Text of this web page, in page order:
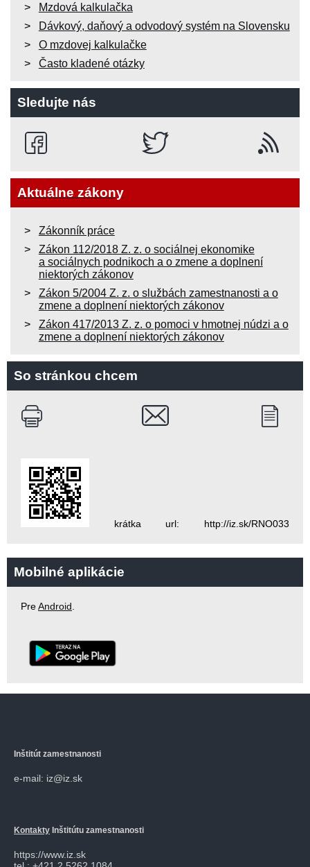
Mzdová kalkulačka
Dávkový, daňový a odvodový systém na Slovensku
O mzdovej kalkulačke
Často kladené otázky
Sledujte nás
Aktuálne zákony
Zákonník práce
Zákon 112/2018 Z. z. o sociálnej ekonomike
a sociálnych podnikoch a o zmene a doplnení
niektorých zákonov
Zákon 5/2004 Z. z. o službách zamestnanosti a o
zmene a doplnení niektorých zákonov
Zákon 417/2013 Z. z. o pomoci v hmotnej núdzi a o
zmene a doplnení niektorých zákonov
So stránkou chcem
krátka url: http://iz.sk/RNO033
Mobilné aplikácie
PreAndroid.
Inštitút zamestnanosti
e-mail: iz@iz.sk
Kontakty Inštitútu zamestnanosti
https://www.iz.sk